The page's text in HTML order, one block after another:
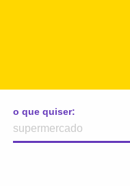
o que quiser: